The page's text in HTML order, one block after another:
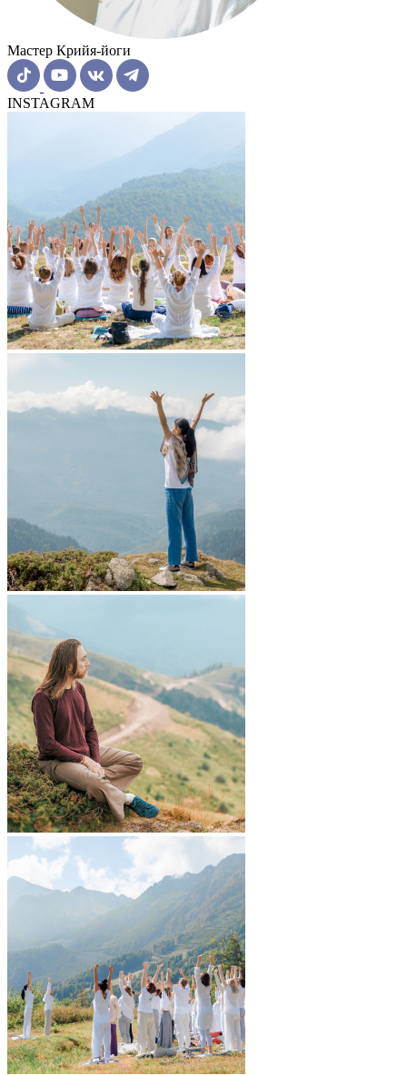
Мастер Крийя-йоги
INSTAGRAM